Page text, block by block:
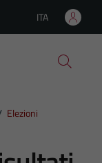
Lingua attiva:
ITA
Elezioni